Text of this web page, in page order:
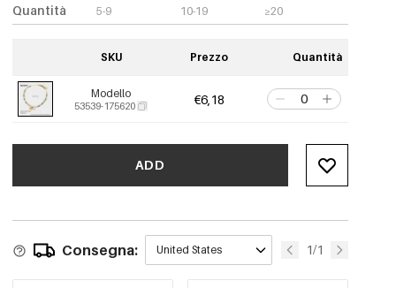
Quantità
5-9 10-19 ≥20
SKU Prezzo Quantità
Modello
53539-175620 €6,18
ADD
Consegna: United States 1/1